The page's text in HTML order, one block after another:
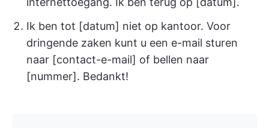
Ik ben tot [datum] niet op kantoor. Voor
dringende zaken kunt u een e-mail sturen
naar [contact-e-mail] of bellen naar
[nummer]. Bedankt!